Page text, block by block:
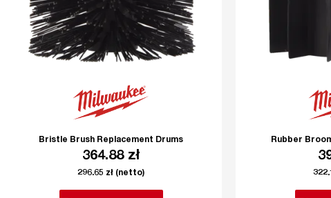
Bristle Brush Replacement Drums
364.88 zł
296.65 zł (netto)
Rubber